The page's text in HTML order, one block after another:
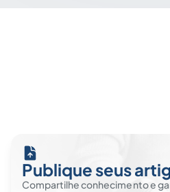
Publique seus
Compartilhe conhecimento e